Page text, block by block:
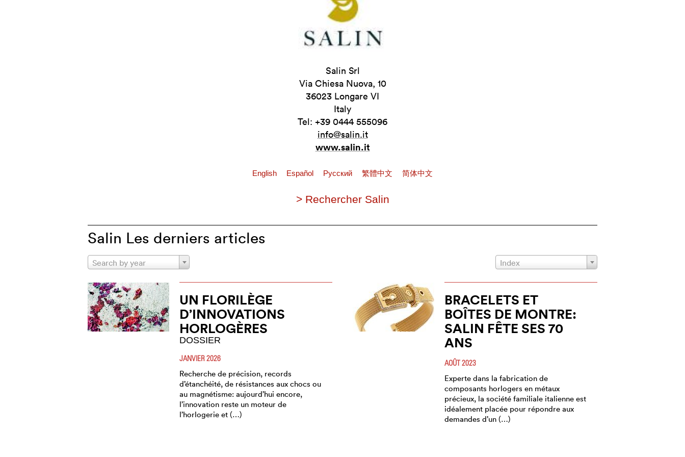
Salin Srl
Via Chiesa Nuova, 10
36023 Longare VI
Italy
Tel: +39 0444 555096
info@salin.it
www.salin.it
English Español Pусский 繁體中文 简体中文
> Rechercher Salin
Salin Les derniers articles
Search by year Index
UN FLORILÈGE
D’INNOVATIONS
HORLOGÈRES
DOSSIER
JANVIER 2026
Recherche de précision, records
d’étanchéité, de résistances aux chocs ou
au magnétisme: aujourd’hui encore,
l’innovation reste un moteur de
l’horlogerie et (…)
BRACELETS ET
BOÎTES DE MONTRE:
SALIN FÊTE SES 70
ANS
AOÛT 2023
Experte dans la fabrication de
composants horlogers en métaux
précieux, la société familiale italienne est
idéalement placée pour répondre aux
demandes d’un (…)